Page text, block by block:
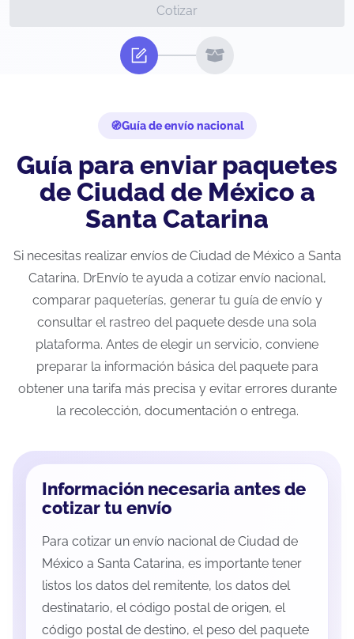
Cotizar
Guía de envío nacional
Guía para enviar paquetes
de Ciudad de México a
Santa Catarina
Si necesitas realizar envíos de Ciudad de México a Santa
Catarina, DrEnvío te ayuda a cotizar envío nacional,
comparar paqueterías, generar tu guía de envío y
consultar el rastreo del paquete desde una sola
plataforma. Antes de elegir un servicio, conviene
preparar la información básica del paquete para
obtener una tarifa más precisa y evitar errores durante
la recolección, documentación o entrega.
Información necesaria antes de
cotizar tu envío
Para cotizar un envío nacional de Ciudad de
México a Santa Catarina, es importante tener
listos los datos del remitente, los datos del
destinatario, el código postal de origen, el
código postal de destino, el peso del paquete